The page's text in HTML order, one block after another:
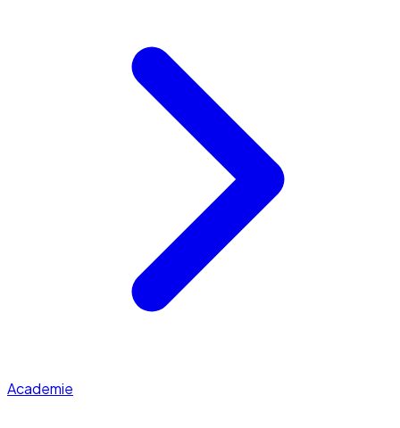
Academie